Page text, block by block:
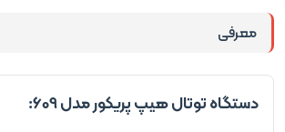
معرفی
دستگاه توتال هیپ پریکور مدل 609: